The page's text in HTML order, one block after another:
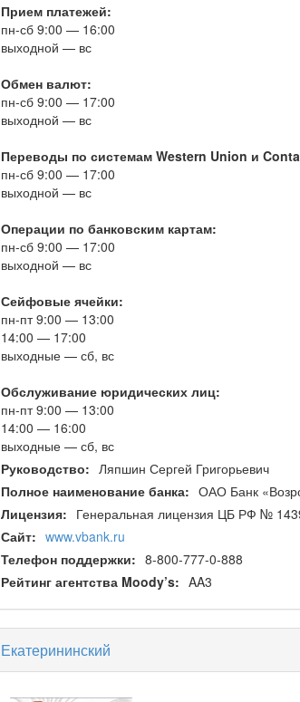
Прием платежей:
пн-сб 9:00 — 16:00
выходной — вс
Обмен валют:
пн-сб 9:00 — 17:00
выходной — вс
Переводы по системам Western Union и
пн-сб 9:00 — 17:00
выходной — вс
Операции по банковским картам:
пн-сб 9:00 — 17:00
выходной — вс
Сейфовые ячейки:
пн-пт 9:00 — 13:00
14:00 — 17:00
выходные — сб, вс
Обслуживание юридических лиц:
пн-пт 9:00 — 13:00
14:00 — 16:00
выходные — сб, вс
Руководство: Ляпшин Сергей Григорьевич
Полное наименование банка: ОАО Банк
Лицензия: Генеральная лицензия ЦБ РФ №
Сайт: www.vbank.ru
Телефон поддержки: 8-800-777-0-888
Рейтинг агентства Moody’s: AA3
Екатерининский